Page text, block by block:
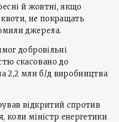
й жовтні, якщо
не покращать
джерела.
добровільні
скасовано до
2,2 млн б/д виробництва
відкритий спротив
коли міністр енергетики